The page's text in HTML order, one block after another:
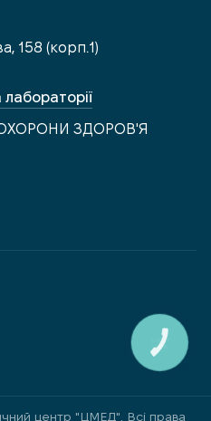
158 (корп.1)
ОХОРОНИ ЗДОРОВ'Я
центр "ЦМЕД". Всі права
КНОПКА
ЗВ'ЯЗКУ